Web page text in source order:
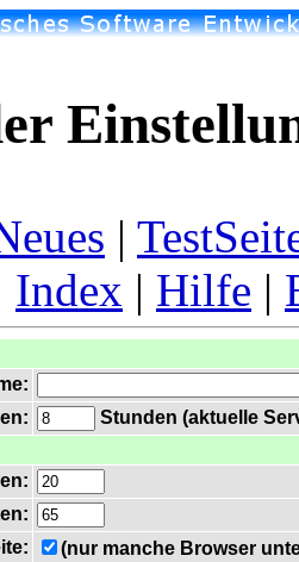
|
Index | Hilfe |
Stunden (aktuelle
(nur manche Browser